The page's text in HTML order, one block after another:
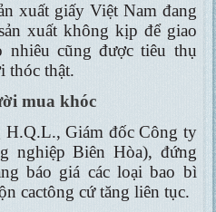
xuất giấy Việt Nam đang
xuất không kịp để giao
nhiêu cũng được tiêu thụ
thóc thật.
mua khóc
H.Q.L., Giám đốc Công ty
nghiệp Biên Hòa), đứng
báo giá các loại bao bì
cactông cứ tăng liên tục.